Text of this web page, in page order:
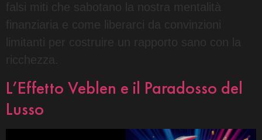
falsi miti che sabotano la nostra mentalità
finanziaria e come liberarci da convinzioni
limitanti per costruire un rapporto sano con la
ricchezza.
L’Effetto Veblen e il Paradosso del
Lusso